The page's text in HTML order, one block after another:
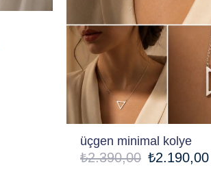
üçgen minimal kolye
₺2.190,00
₺2.390,00